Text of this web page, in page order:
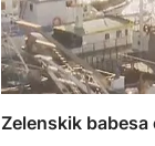
Zelenskik